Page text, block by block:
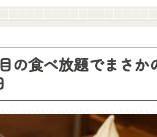
の食べ放題でまさ